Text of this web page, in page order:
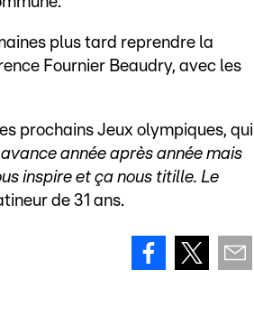
plus tard reprendre la
Fournier Beaudry, avec les
prochains Jeux olympiques, qui
année après année mais
inspire et ça nous titille. Le
de 31 ans.